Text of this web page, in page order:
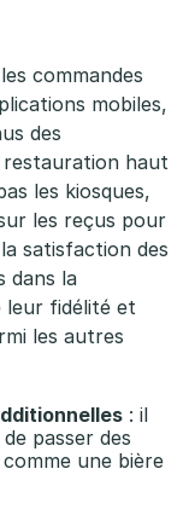
commandes
mobiles,
des
restauration haut
les kiosques,
les reçus pour
satisfaction des
dans la
leur fidélité et
les autres
: il
passer des
une bière